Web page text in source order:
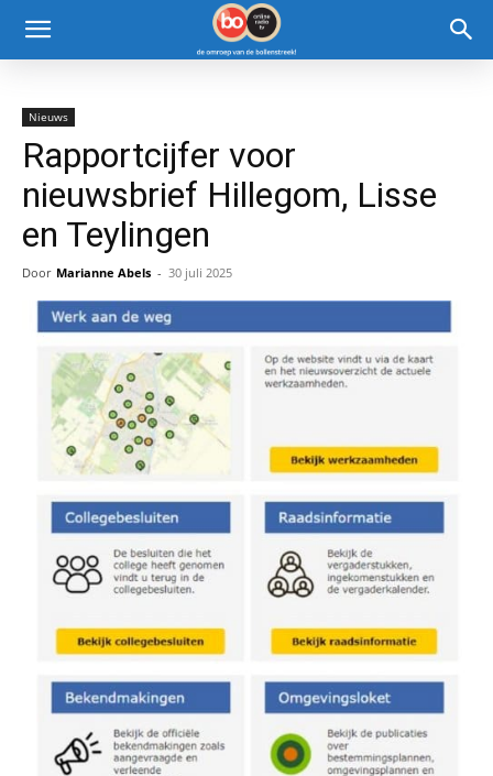
Nieuws
Rapportcijfer voor
nieuwsbrief Hillegom, Lisse
en Teylingen
Door Marianne Abels - 30 juli 2025